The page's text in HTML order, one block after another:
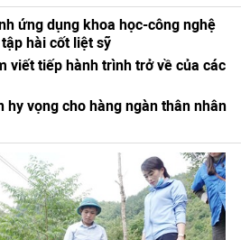
ứng dụng khoa học-công nghệ
hài cốt liệt sỹ
viết tiếp hành trình trở về của các
hy vọng cho hàng ngàn thân nhân